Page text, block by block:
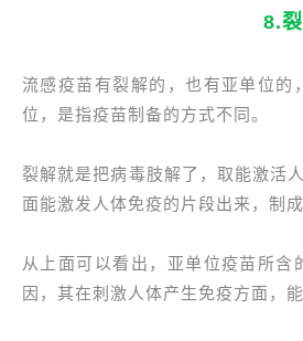
8.
流感疫苗有裂解的，也有亚单位
位，是指疫苗制备的方式不同。
裂解就是把病毒肢解了，取能激活
面能激发人体免疫的片段出来，制成
从上面可以看出，亚单位疫苗所
因，其在刺激人体产生免疫方面，